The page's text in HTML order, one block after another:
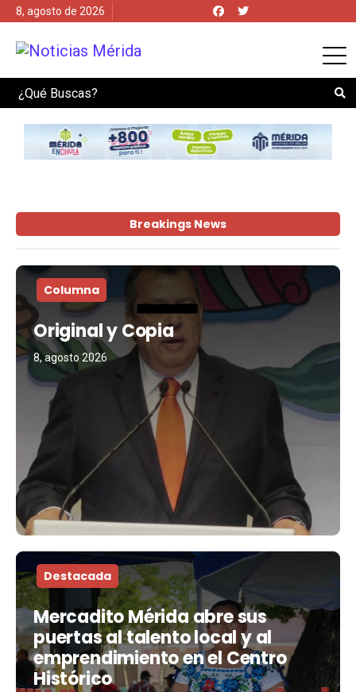
8, agosto de 2026
Search
Breakings News
Columna
Original y Copia
8, agosto 2026
Destacada
Mercadito Mérida abre sus
puertas al talento local y al
emprendimiento en el Centro
Histórico